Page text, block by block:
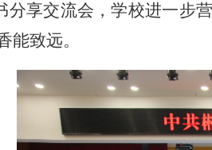
分享交流会，学校进一步
能致远。